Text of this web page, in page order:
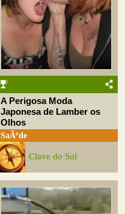
A Perigosa Moda
Japonesa de Lamber os
Olhos
SaÃºde
Clave do Sul